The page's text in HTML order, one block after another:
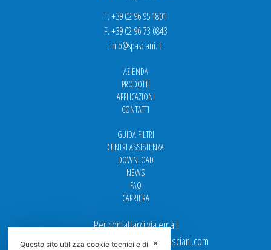
T. +39 02 96 95 1801
F. +39 02 96 73 0843
info@spasciani.it
AZIENDA
PRODOTTI
APPLICAZIONI
CONTATTI
GUIDA FILTRI
CENTRI ASSISTENZA
DOWNLOAD
NEWS
FAQ
CARRIERA
Per contattarci via email
Ufficio Vendite: italy.sales@spasciani.com
✕
Questo sito utilizza cookie tecnici e di